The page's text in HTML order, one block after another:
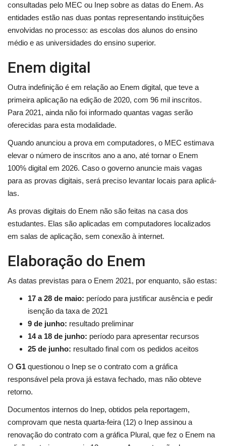
consultadas pelo MEC ou Inep sobre as datas do Enem. As
entidades estão nas duas pontas representando instituições
envolvidas no processo: as escolas dos alunos do ensino
médio e as universidades do ensino superior.
Enem digital
Outra indefinição é em relação ao Enem digital, que teve a
primeira aplicação na edição de 2020, com 96 mil inscritos.
Para 2021, ainda não foi informado quantas vagas serão
oferecidas para esta modalidade.
Quando anunciou a prova em computadores, o MEC estimava
elevar o número de inscritos ano a ano, até tornar o Enem
100% digital em 2026. Caso o governo anuncie mais vagas
para as provas digitais, será preciso levantar locais para aplicá-
las.
As provas digitais do Enem não são feitas na casa dos
estudantes. Elas são aplicadas em computadores localizados
em salas de aplicação, sem conexão à internet.
Elaboração do Enem
As datas previstas para o Enem 2021, por enquanto, são estas:
17 a 28 de maio: período para justificar ausência e pedir
isenção da taxa de 2021
9 de junho: resultado preliminar
14 a 18 de junho: período para apresentar recursos
25 de junho: resultado final com os pedidos aceitos
O G1 questionou o Inep se o contrato com a gráfica
responsável pela prova já estava fechado, mas não obteve
retorno.
Documentos internos do Inep, obtidos pela reportagem,
comprovam que nesta quarta-feira (12) o Inep assinou a
renovação do contrato com a gráfica Plural, que fez o Enem na